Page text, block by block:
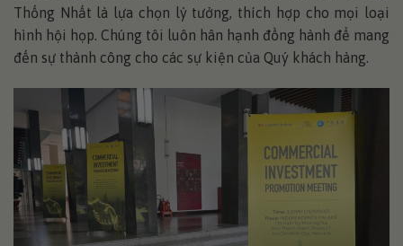
Thống Nhất là lựa chọn lý tưởng, thích hợp cho mọi loại
hình hội họp. Chúng tôi luôn hân hạnh đồng hành để mang
đến sự thành công cho các sự kiện của Quý khách hàng.